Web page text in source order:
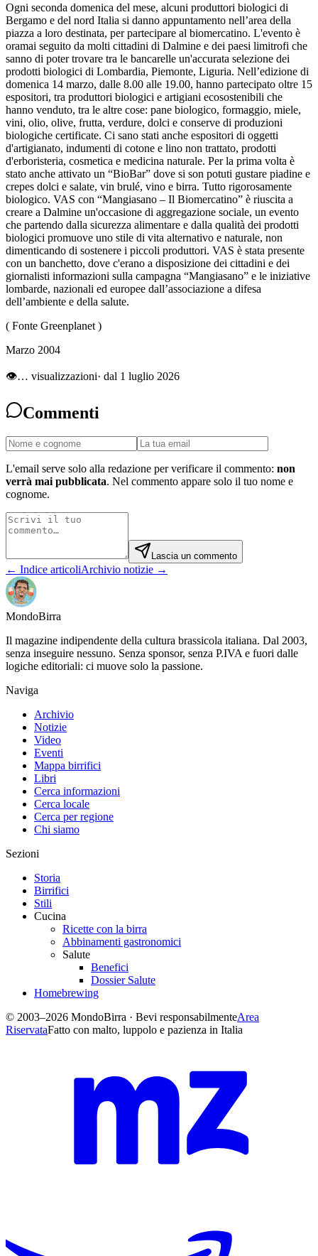
Ogni seconda domenica del mese, alcuni produttori biologici di
Bergamo e del nord Italia si danno appuntamento nell’area della
piazza a loro destinata, per partecipare al biomercatino. L'evento è
oramai seguito da molti cittadini di Dalmine e dei paesi limitrofi che
sanno di poter trovare tra le bancarelle un'accurata selezione dei
prodotti biologici di Lombardia, Piemonte, Liguria. Nell’edizione di
domenica 14 marzo, dalle 8.00 alle 19.00, hanno partecipato oltre 15
espositori, tra produttori biologici e artigiani ecosostenibili che
hanno venduto, tra le altre cose: pane biologico, formaggio, miele,
vini, olio, olive, frutta, verdure, dolci e conserve di produzioni
biologiche certificate. Ci sano stati anche espositori di oggetti
d'artigianato, indumenti di cotone e lino non trattato, prodotti
d'erboristeria, cosmetica e medicina naturale. Per la prima volta è
stato anche attivato un “BioBar” dove si son potuti gustare piadine e
crepes dolci e salate, vin brulé, vino e birra. Tutto rigorosamente
biologico. VAS con “Mangiasano – Il Biomercatino” è riuscita a
creare a Dalmine un'occasione di aggregazione sociale, un evento
che partendo dalla sicurezza alimentare e dalla qualità dei prodotti
biologici promuove uno stile di vita alternativo e naturale, non
dimenticando di sostenere i piccoli produttori. VAS è stata presente
con un banchetto, dove c'erano a disposizione dei cittadini e dei
giornalisti informazioni sulla campagna “Mangiasano” e le iniziative
lombarde, nazionali ed europee dall’associazione a difesa
dell’ambiente e della salute.
( Fonte Greenplanet )
Marzo 2004
👁… visualizzazioni· dal 1 luglio 2026
Commenti
L'email serve solo alla redazione per verificare il commento: non
verrà mai pubblicata. Nel commento appare solo il tuo nome e
cognome.
Lascia un commento
← Indice articoliArchivio notizie →
MondoBirra
Il magazine indipendente della cultura brassicola italiana. Dal 2003,
senza inseguire nessuno. Senza sponsor, senza P.IVA e fuori dalle
logiche editoriali: ci muove solo la passione.
Naviga
Archivio
Notizie
Video
Eventi
Mappa birrifici
Libri
Cerca informazioni
Cerca locale
Cerca per regione
Chi siamo
Sezioni
Storia
Birrifici
Stili
Cucina
Ricette con la birra
Abbinamenti gastronomici
Salute
Benefici
Dossier Salute
Homebrewing
© 2003–2026 MondoBirra · Bevi responsabilmenteArea
RiservataFatto con malto, luppolo e pazienza in Italia